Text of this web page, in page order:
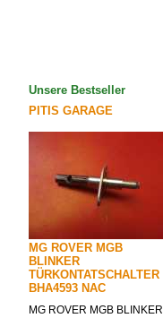
Unsere Bestseller
PITIS GARAGE
MG ROVER MGB
BLINKER
TÜRKONTATSCHALTER
BHA4593 NAC
MG ROVER MGB BLINKER